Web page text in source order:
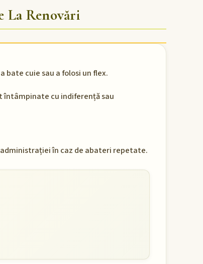
La Renovări
bate cuie sau a folosi un flex.
întâmpinate cu indiferență sau
în caz de abateri repetate.